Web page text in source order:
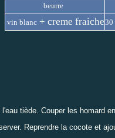
beurre
vin blanc+ creme fraiche30
l'eau tiède . Couper les homard
Reprendre la cocote et